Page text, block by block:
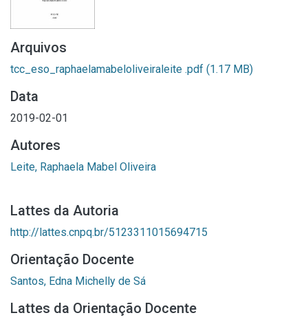
Arquivos
tcc_eso_raphaelamabeloliveiraleite .pdf (1.17 MB)
Data
2019-02-01
Autores
Leite, Raphaela Mabel Oliveira
Lattes da Autoria
http://lattes.cnpq.br/5123311015694715
Orientação Docente
Santos, Edna Michelly de Sá
Lattes da Orientação Docente